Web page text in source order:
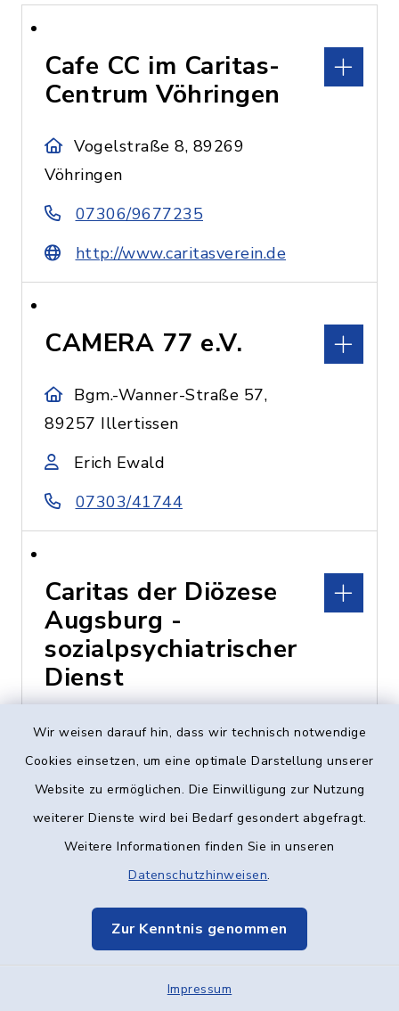
Wir weisen darauf hin, dass wir technisch notwendige
Cookies einsetzen, um eine optimale Darstellung unserer
Website zu ermöglichen. Die Einwilligung zur Nutzung
weiterer Dienste wird bei Bedarf gesondert abgefragt.
Weitere Informationen finden Sie in unseren
Datenschutzhinweisen.
Zur Kenntnis genommen
Impressum
Cafe CC im Caritas-
Centrum Vöhringen
Vogelstraße 8, 89269
Vöhringen
07306/9677235
http://www.caritasverein.de
CAMERA 77 e.V.
Bgm.-Wanner-Straße 57,
89257 Illertissen
Erich Ewald
07303/41744
Caritas der Diözese
Augsburg -
sozialpsychiatrischer
Dienst
Heinz-Rühmann-Str. 7,
89231 Neu-Ulm
0731 - 73424
Caritas-Centrum
Vöhringen
Vogelstraße 8, 89269